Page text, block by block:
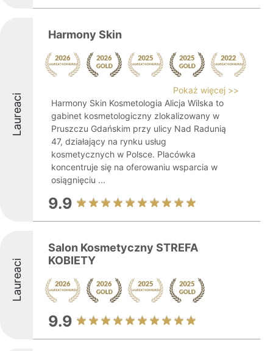
Laureaci
Harmony Skin
Pokaż więcej >>
Harmony Skin Kosmetologia Alicja Wilska to
gabinet kosmetologiczny zlokalizowany w
Pruszczu Gdańskim przy ulicy Nad Radunią
47, działający na rynku usług
kosmetycznych w Polsce. Placówka
koncentruje się na oferowaniu wsparcia w
osiągnięciu ...
9.9
Laureaci
Salon Kosmetyczny STREFA
KOBIETY
9.9